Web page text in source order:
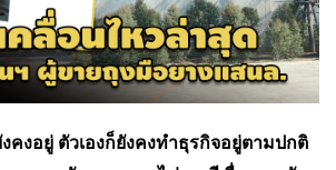
งอยู่ ตัวเองก็ยังคงทำธุรกิจอยู่ตามปกติ